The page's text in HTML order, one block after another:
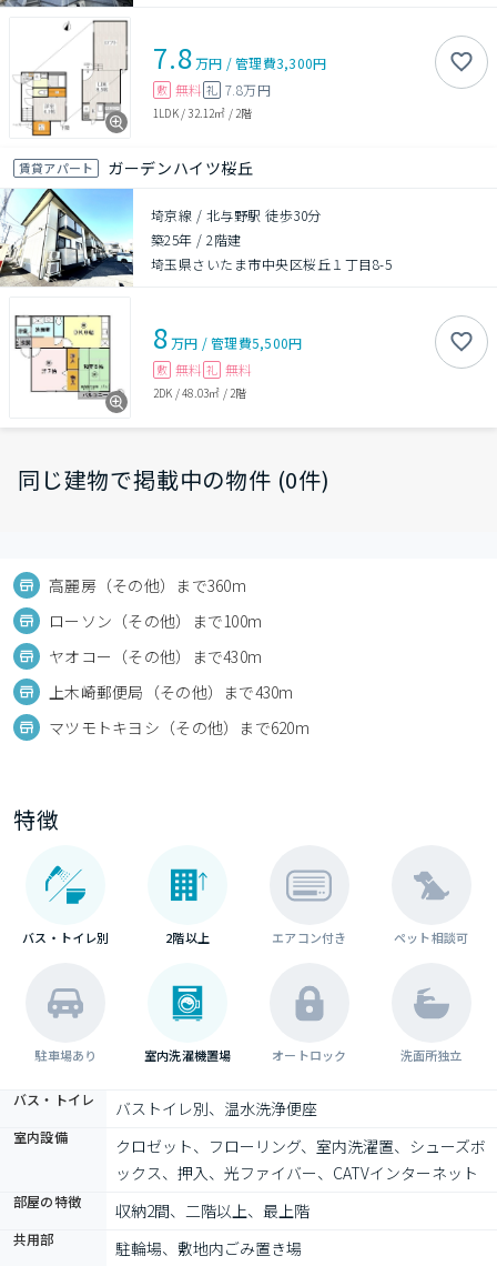
7.8万円 /管理費3,300円
敷 無料 礼 7.8万円
1LDK/32.12㎡ / 2階
賃貸アパート ガーデンハイツ桜丘
埼京線 / 北与野駅 徒歩30分
築25年 /2階建
埼玉県さいたま市中央区桜丘１丁目8-5
8万円 /管理費5,500円
敷 無料 礼 無料
2DK /48.03㎡ / 2階
同じ建物で掲載中の物件 (0件)
高麗房（その他）まで360m
ローソン（その他）まで100m
ヤオコー（その他）まで430m
上木崎郵便局（その他）まで430m
マツモトキヨシ（その他）まで620m
特徴
バス・トイレ別 2階以上 エアコン付き ペット相談可
駐車場あり 室内洗濯機置場 オートロック 洗面所独立
バス・トイレ バストイレ別、温水洗浄便座
室内設備
クロゼット、フローリング、室内洗濯置、シューズボ
ックス、押入、光ファイバー、CATVインターネット
部屋の特徴 収納2間、二階以上、最上階
共用部 駐輪場、敷地内ごみ置き場